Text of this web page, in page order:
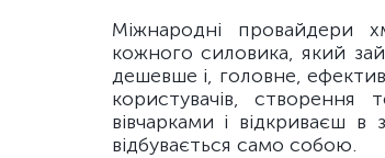
Міжнародні провайдери
кожного силовика, який
дешевше і, головне,
користувачів,
вівчарками і відкриваєш
відбувається само собою.